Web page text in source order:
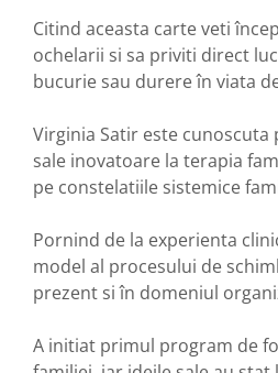
Citind aceasta carte veti
ochelarii si sa priviti direct
bucurie sau durere în viata
Virginia Satir este
sale inovatoare la terapia
pe constelatiile sistemice
Pornind de la experienta
model al procesului de
prezent si în domeniul
A initiat primul program de